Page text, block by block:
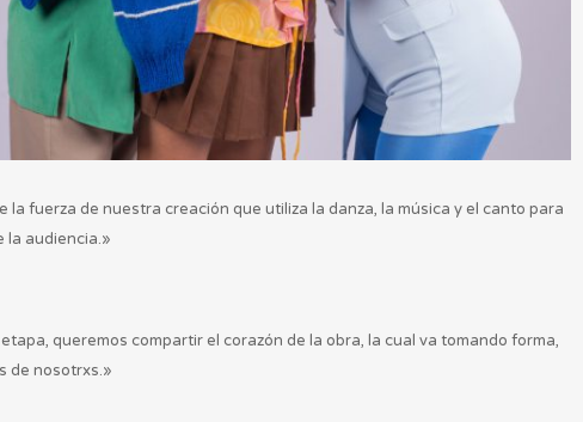
fuerza de nuestra creación que utiliza la danza, la música y el canto para
la audiencia.»
queremos compartir el corazón de la obra, la cual va tomando forma,
de nosotrxs.»